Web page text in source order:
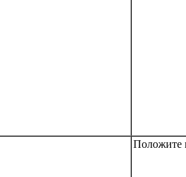
Положите